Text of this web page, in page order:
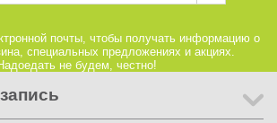
почты, чтобы получать информацию о
специальных предложениях и акциях.
не будем, честно!